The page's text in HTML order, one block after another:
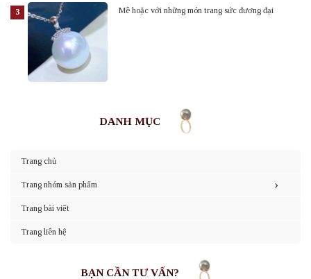
Mê hoặc với những món trang sức đương đại
DANH MỤC
Trang chủ
Trang nhóm sản phẩm ›
Trang bài viết
Trang liên hệ
BẠN CẦN TƯ VẤN?